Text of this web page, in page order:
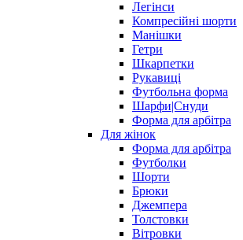
Легінси
Компресійні шорти
Манішки
Гетри
Шкарпетки
Рукавиці
Футбольна форма
Шарфи|Снуди
Форма для арбітра
Для жінок
Форма для арбітра
Футболки
Шорти
Брюки
Джемпера
Толстовки
Вітровки